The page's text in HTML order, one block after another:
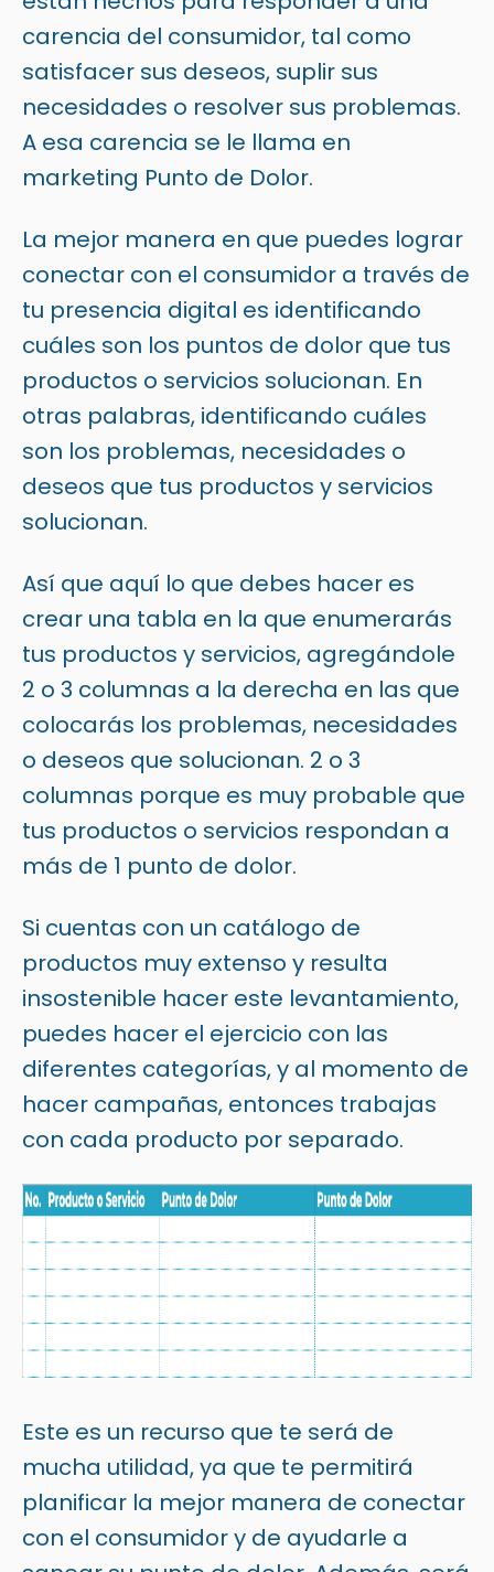
carencia del consumidor, tal como
satisfacer sus deseos, suplir sus
necesidades o resolver sus problemas.
A esa carencia se le llama en
marketing Punto de Dolor.
La mejor manera en que puedes lograr
conectar con el consumidor a través de
tu presencia digital es identificando
cuáles son los puntos de dolor que tus
productos o servicios solucionan. En
otras palabras, identificando cuáles
son los problemas, necesidades o
deseos que tus productos y servicios
solucionan.
Así que aquí lo que debes hacer es
crear una tabla en la que enumerarás
tus productos y servicios, agregándole
2 o 3 columnas a la derecha en las que
colocarás los problemas, necesidades
o deseos que solucionan. 2 o 3
columnas porque es muy probable que
tus productos o servicios respondan a
más de 1 punto de dolor.
Si cuentas con un catálogo de
productos muy extenso y resulta
insostenible hacer este levantamiento,
puedes hacer el ejercicio con las
diferentes categorías, y al momento de
hacer campañas, entonces trabajas
con cada producto por separado.
Este es un recurso que te será de
mucha utilidad, ya que te permitirá
planificar la mejor manera de conectar
con el consumidor y de ayudarle a